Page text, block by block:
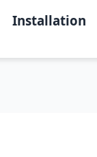
Installation